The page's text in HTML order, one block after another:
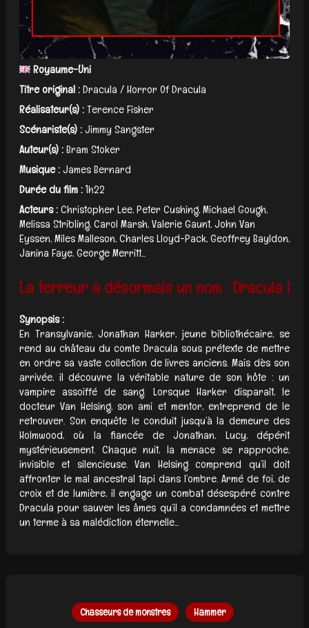
Royaume-Uni
Titre original :Dracula / Horror Of Dracula
Réalisateur(s) :Terence Fisher
Scénariste(s) :Jimmy Sangster
Auteur(s) :Bram Stoker
Musique :James Bernard
Durée du film :1h22
Acteurs :Christopher Lee, Peter Cushing, Michael Gough,
Melissa Stribling, Carol Marsh, Valerie Gaunt, John Van
Eyssen, Miles Malleson, Charles Lloyd-Pack, Geoffrey Bayldon,
Janina Faye, George Merritt...
La terreur a désormais un nom : Dracula !
Synopsis :
En Transylvanie, Jonathan Harker, jeune bibliothécaire, se
rend au château du comte Dracula sous prétexte de mettre
en ordre sa vaste collection de livres anciens. Mais dès son
arrivée, il découvre la véritable nature de son hôte : un
vampire assoiffé de sang. Lorsque Harker disparaît, le
docteur Van Helsing, son ami et mentor, entreprend de le
retrouver. Son enquête le conduit jusqu’à la demeure des
Holmwood, où la fiancée de Jonathan, Lucy, dépérit
mystérieusement. Chaque nuit, la menace se rapproche,
invisible et silencieuse. Van Helsing comprend qu’il doit
affronter le mal ancestral tapi dans l’ombre. Armé de foi, de
croix et de lumière, il engage un combat désespéré contre
Dracula pour sauver les âmes qu’il a condamnées et mettre
un terme à sa malédiction éternelle...
Chasseurs de monstres Hammer